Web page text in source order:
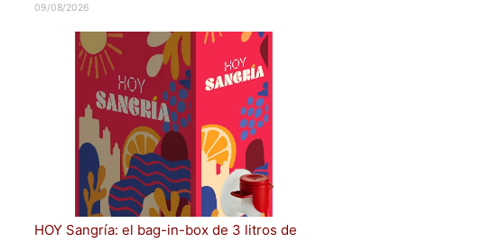
09/08/2026
HOY Sangría: el bag-in-box de 3 litros de